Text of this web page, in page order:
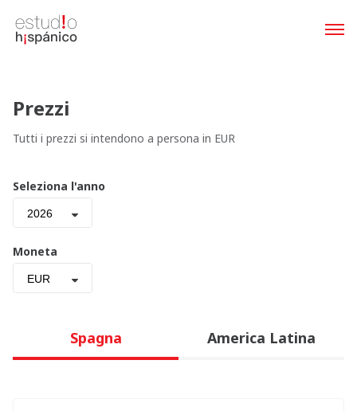
Prezzi
Tutti i prezzi si intendono a persona in EUR
Seleziona l'anno
2026
Moneta
EUR
Spagna America Latina